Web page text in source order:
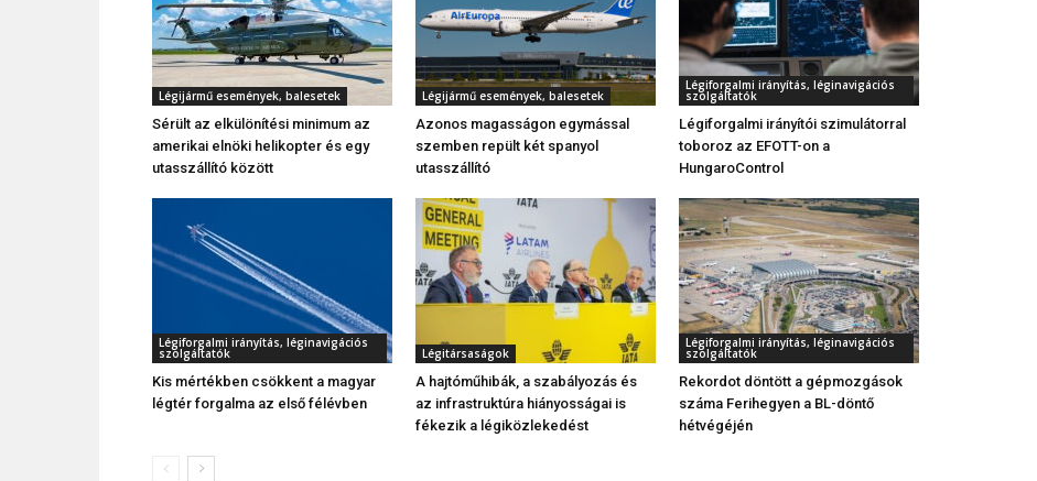
Légijármű események, balesetek
Sérült az elkülönítési minimum az
amerikai elnöki helikopter és egy
utasszállító között
Légijármű események, balesetek
Azonos magasságon egymással
szemben repült két spanyol
utasszállító
Légiforgalmi irányítás, léginavigációs
szolgáltatók
Légiforgalmi irányítói szimulátorral
toboroz az EFOTT-on a
HungaroControl
Légiforgalmi irányítás, léginavigációs
szolgáltatók
Kis mértékben csökkent a magyar
légtér forgalma az első félévben
Légitársaságok
A hajtóműhibák, a szabályozás és
az infrastruktúra hiányosságai is
fékezik a légiközlekedést
Légiforgalmi irányítás, léginavigációs
szolgáltatók
Rekordot döntött a gépmozgások
száma Ferihegyen a BL-döntő
hétvégéjén